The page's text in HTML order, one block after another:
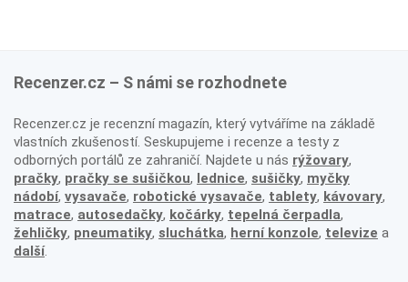
Recenzer.cz – S námi se rozhodnete
Recenzer.cz je recenzní magazín, který vytváříme na základě
vlastních zkušeností. Seskupujeme i recenze a testy z
odborných portálů ze zahraničí. Najdete u nás rýžovary,
pračky, pračky se sušičkou, lednice, sušičky, myčky
nádobí, vysavače, robotické vysavače, tablety, kávovary,
matrace, autosedačky, kočárky, tepelná čerpadla,
žehličky, pneumatiky, sluchátka, herní konzole, televize a
další.